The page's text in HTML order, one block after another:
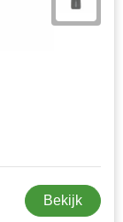
Bekijk